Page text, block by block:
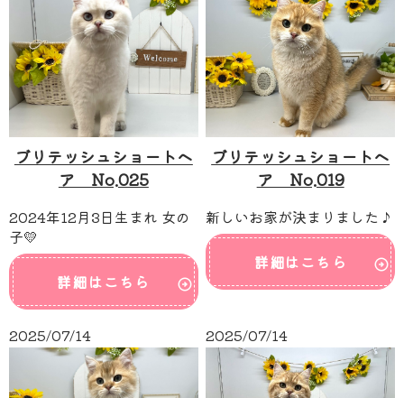
ブリテッシュショートヘ
ア No.025
2024年12月3日生まれ 女の
子💛
詳細はこちら
ブリテッシュショートヘ
ア No.019
新しいお家が決まりました♪
詳細はこちら
2025/07/14 2025/07/14